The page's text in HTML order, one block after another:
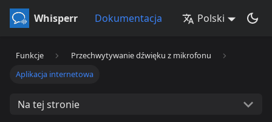
Whisperr Dokumentacja Polski
Funkcje
Przechwytywanie dźwięku z mikrofonu
Aplikacja internetowa
Na tej stronie